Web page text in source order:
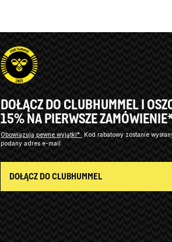
DOŁĄCZ DO CLUBHUMMEL I
15% NA PIERWSZE
Obowiązują pewne wyjątki*
Kod rabatowy zostanie
podany adres e-mail.
DOŁĄCZ DO CLUBHUMMEL